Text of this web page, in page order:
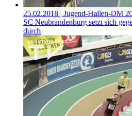
25.02.2018 | Jugend-Hallen-DM
SC Neubrandenburg setzt sich
durch